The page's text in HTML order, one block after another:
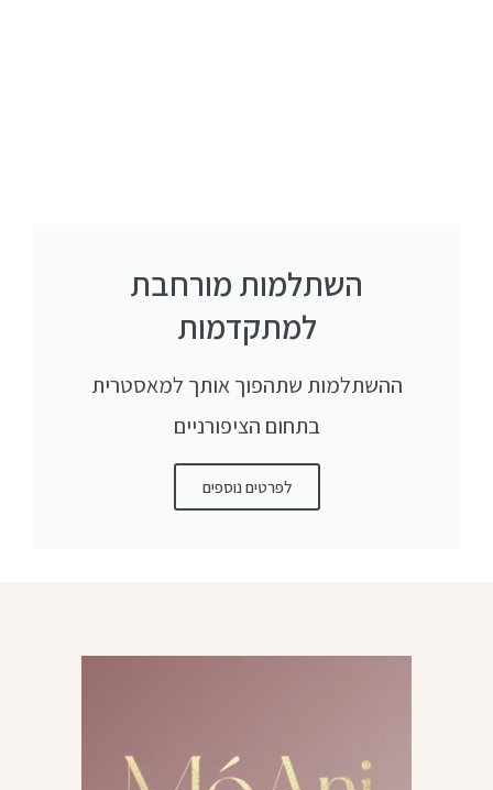
השתלמות מורחבת
למתקדמות
ההשתלמות שתהפוך אותך למאסטרית
בתחום הציפורניים
לפרטים נוספים